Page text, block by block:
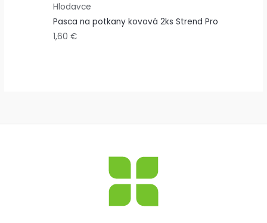
Hlodavce
Pasca na potkany kovová 2ks Strend Pro
1,60€